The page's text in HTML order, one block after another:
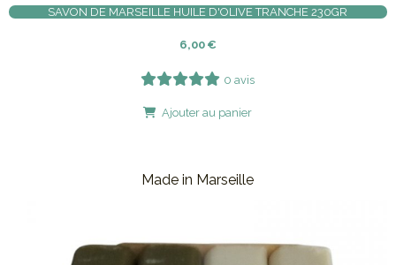
SAVON DE MARSEILLE HUILE D'OLIVE TRANCHE 230GR
6,00€
0 avis
Ajouter au panier
Made in Marseille